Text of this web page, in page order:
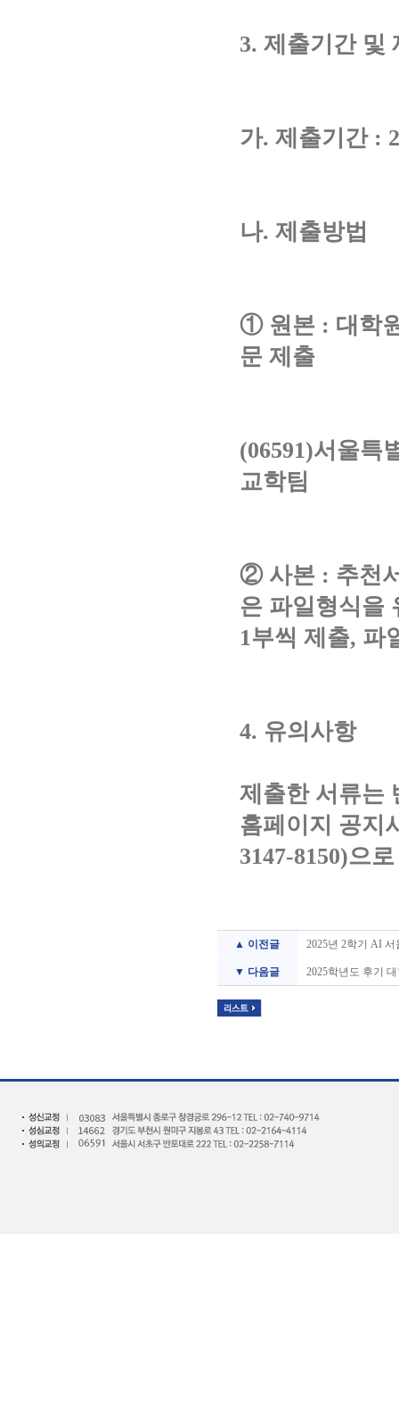
3. 제출기간 및
가. 제출기간 :
나. 제출방법
① 원본 : 대학
문 제출
(06591)서울특
교학팀
② 사본 : 추천
은 파일형식을
1부씩 제출, 파
4. 유의사항
제출한 서류는
홈페이지 공지
3147-8150)으
▲ 이전글 2025년 2학기 AI
▼ 다음글 2025학년도 후기